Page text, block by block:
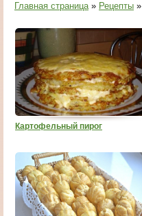
Главная страница» Рецепты »
Картофельный пирог